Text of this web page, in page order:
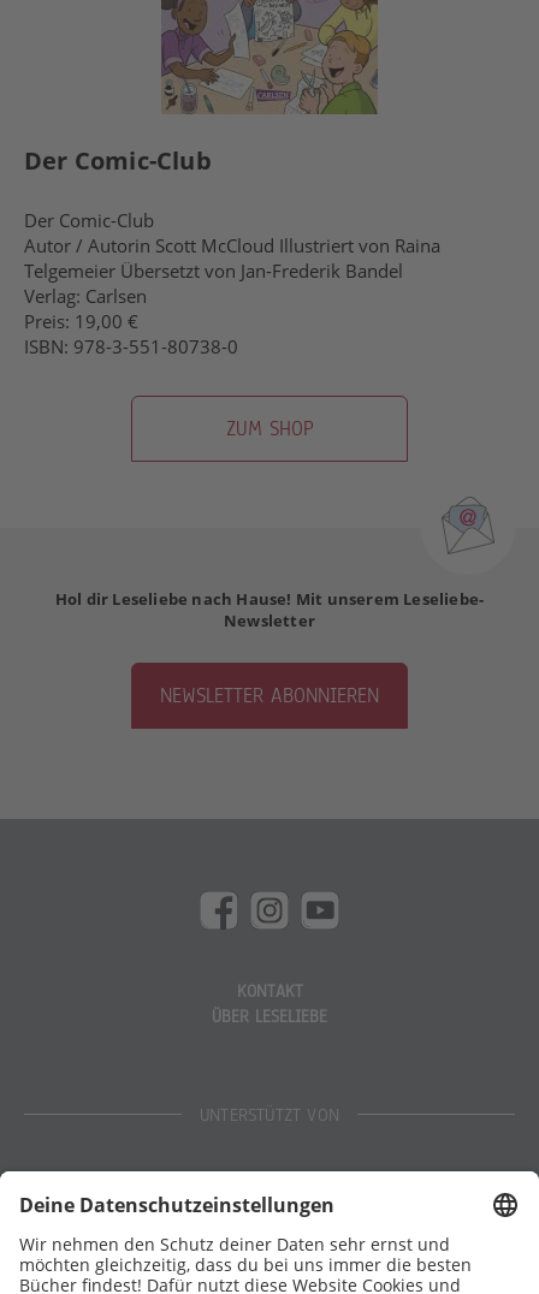
Der Comic-Club
Der Comic-Club
Autor / Autorin Scott McCloud Illustriert von Raina
Telgemeier Übersetzt von Jan-Frederik Bandel
Verlag: Carlsen
Preis: 19,00 €
ISBN: 978-3-551-80738-0
ZUM SHOP
Hol dir Leseliebe nach Hause! Mit unserem Leseliebe-
Newsletter
NEWSLETTER ABONNIEREN
KONTAKT
ÜBER LESELIEBE
UNTERSTÜTZT VON
Stiftung Lesen